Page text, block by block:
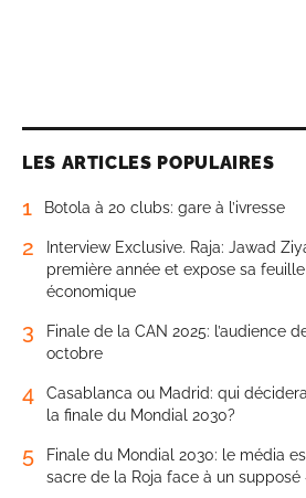
LES ARTICLES POPULAIRES
1 Botola à 20 clubs: gare à l’ivresse
2
Interview Exclusive. Raja: Jawad
première année et expose sa
économique
3
Finale de la CAN 2025: l’audience
octobre
4
Casablanca ou Madrid: qui
la finale du Mondial 2030?
5
Finale du Mondial 2030: le média
sacre de la Roja face à un